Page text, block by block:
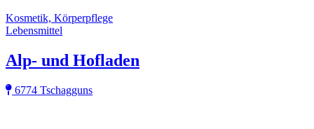
Kosmetik, Körperpflege
Lebensmittel
Alp- und Hofladen
6774 Tschagguns